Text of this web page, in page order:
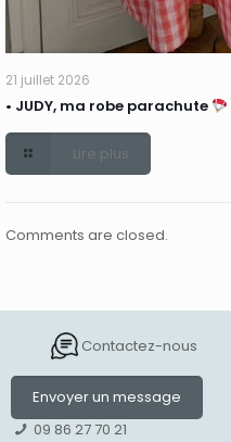
21 juillet 2026
• JUDY, ma robe parachute
Lire plus
Comments are closed.
Contactez-nous
Envoyer un message
09 86 27 70 21